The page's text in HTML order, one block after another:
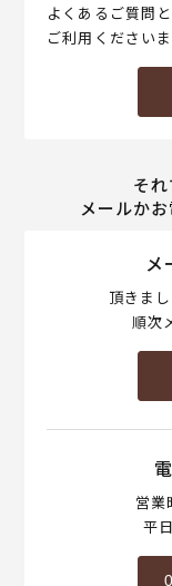
よくあるご質問
ご利用くださいま
そ
メールか
メ
頂きま
順次
営業
平